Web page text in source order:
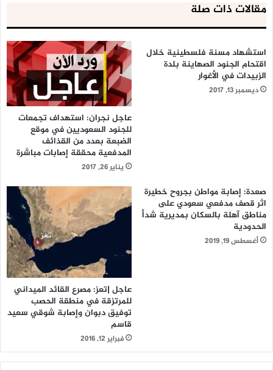
مقالات ذات صلة
استشهاد مسنة فلسطينية خلال
اقتحام الجنود الصهاينة بلدة
الزبيدات في الأغوار
ديسمبر 13, 2017
عاجل نجران: استهداف تجمعات
للجنود السعوديين في موقع
الضبعة بعدد من القذائف
المدفعية محققة إصابات مباشرة
يناير 26, 2017
صعدة: إصابة مواطن بجروح خطيرة
اثر قصف مدفعي سعودي على
مناطق آهلة بالسكان بمديرية شدأ
الحدودية
أغسطس 19, 2019
عاجل |تعز: مصرع القائد الميداني
للمرتزقة في منطقة الحصب
توفيق دبوان وإصابة شوقي سعيد
قاسم
فبراير 12, 2016